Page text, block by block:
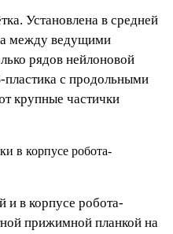
Установлена в средней
между ведущими
рядов нейлоновой
с продольными
крупные частички
и в корпусе робота-
прижимной планкой на